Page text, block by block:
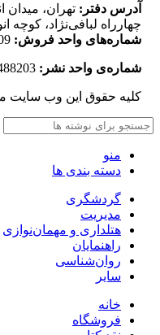
آدرس دفتر: تهران، میدان
چهارراه لبافی‌نژاد، کوچه انوری،
شماره‌های واحد فروش:
شماره‌‌ی واحد نشر:
کلیه حقوق این وب سایت
منو
دسته بندی ها
گردشگری
مدیریت
هتلداری و مهمان‌نوازی
راهنمایان
روان‌شناسی
سایر
خانه
فروشگاه